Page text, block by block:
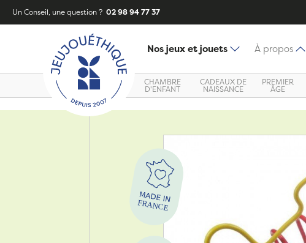
Un Conseil, une question ? 02 98 94 77 37
Nos jeux et jouets À propos
CHAMBRE
D'ENFANT
CADEAUX DE
NAISSANCE
PREMIER
ÂGE